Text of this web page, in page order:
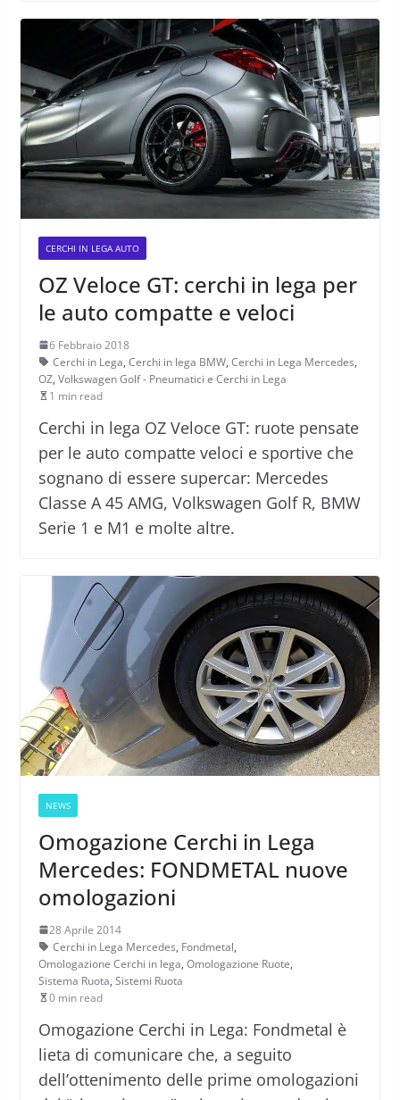
CERCHI IN LEGA AUTO
OZ Veloce GT: cerchi in lega per
le auto compatte e veloci
6 Febbraio 2018
Cerchi in Lega, Cerchi in lega BMW, Cerchi in Lega Mercedes,
OZ, Volkswagen Golf - Pneumatici e Cerchi in Lega
1 min read
Cerchi in lega OZ Veloce GT: ruote pensate
per le auto compatte veloci e sportive che
sognano di essere supercar: Mercedes
Classe A 45 AMG, Volkswagen Golf R, BMW
Serie 1 e M1 e molte altre.
NEWS
Omogazione Cerchi in Lega
Mercedes: FONDMETAL nuove
omologazioni
28 Aprile 2014
Cerchi in Lega Mercedes, Fondmetal,
Omologazione Cerchi in lega, Omologazione Ruote,
Sistema Ruota, Sistemi Ruota
0 min read
Omogazione Cerchi in Lega: Fondmetal è
lieta di comunicare che, a seguito
dell’ottenimento delle prime omologazioni